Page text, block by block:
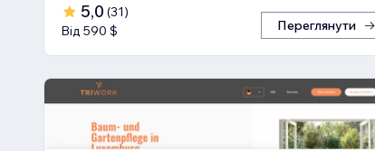
5,0 (31)
Від 590 $
Переглянути